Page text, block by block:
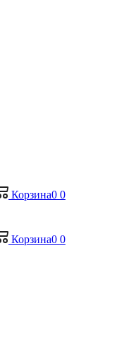
Корзина0 0
Корзина0 0